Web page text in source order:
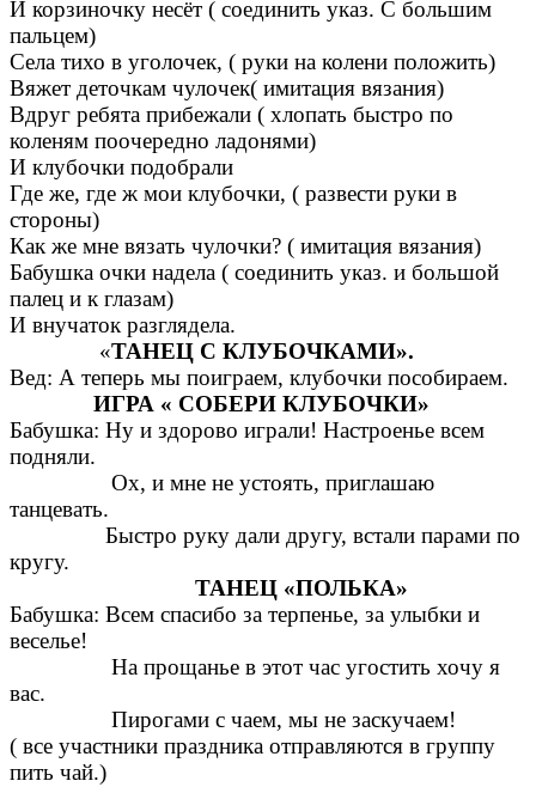
И корзиночку несёт ( соединить указ. С большим
пальцем)
Села тихо в уголочек, ( руки на колени положить)
Вяжет деточкам чулочек( имитация вязания)
Вдруг ребята прибежали ( хлопать быстро по
коленям поочередно ладонями)
И клубочки подобрали
Где же, где ж мои клубочки, ( развести руки в
стороны)
Как же мне вязать чулочки? ( имитация вязания)
Бабушка очки надела ( соединить указ. и большой
палец и к глазам)
И внучаток разглядела.
«ТАНЕЦ С КЛУБОЧКАМИ».
Вед: А теперь мы поиграем, клубочки пособираем.
ИГРА « СОБЕРИ КЛУБОЧКИ»
Бабушка: Ну и здорово играли! Настроенье всем
подняли.
Ох, и мне не устоять, приглашаю
танцевать.
Быстро руку дали другу, встали парами по
кругу.
ТАНЕЦ «ПОЛЬКА»
Бабушка: Всем спасибо за терпенье, за улыбки и
веселье!
На прощанье в этот час угостить хочу я
вас.
Пирогами с чаем, мы не заскучаем!
( все участники праздника отправляются в группу
пить чай.)